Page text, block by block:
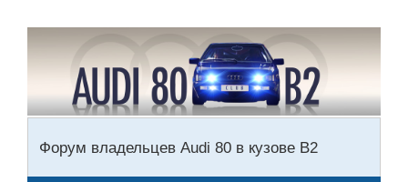
Форум владельцев Audi 80 в кузове В2